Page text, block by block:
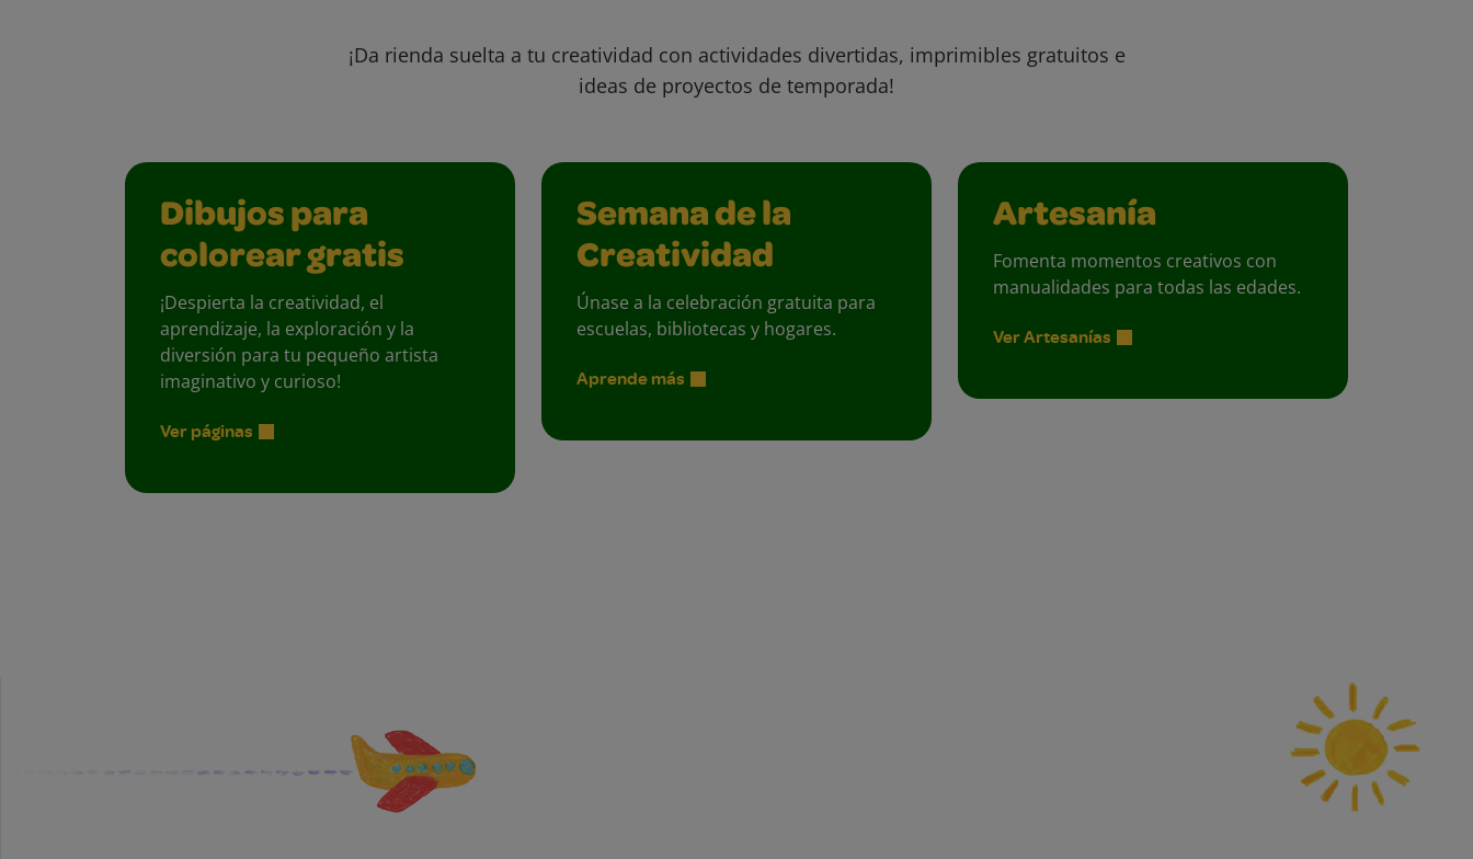
¡Da rienda suelta a tu creatividad con actividades divertidas, imprimibles gratuitos e
ideas de proyectos de temporada!
Dibujos para
colorear gratis
¡Despierta la creatividad, el
aprendizaje, la exploración y la
diversión para tu pequeño artista
imaginativo y curioso!
Ver páginas
Semana de la
Creatividad
Únase a la celebración gratuita para
escuelas, bibliotecas y hogares.
Aprende más
Artesanía
Fomenta momentos creativos con
manualidades para todas las edades.
Ver Artesanías